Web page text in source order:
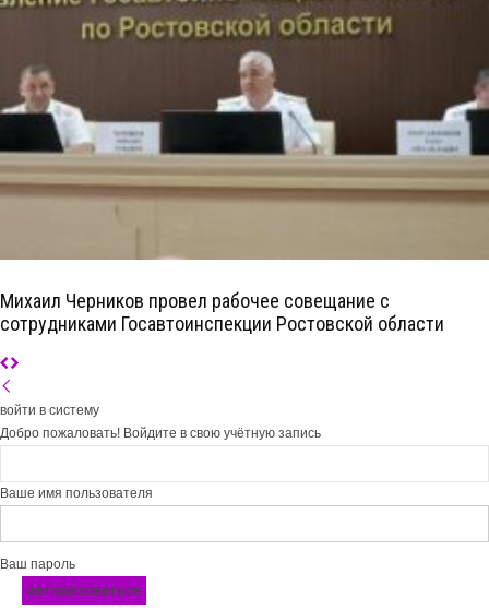
Михаил Черников провел рабочее совещание с
сотрудниками Госавтоинспекции Ростовской области
войти в систему
Добро пожаловать! Войдите в свою учётную запись
Ваше имя пользователя
Ваш пароль